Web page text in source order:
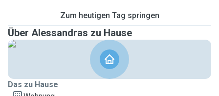
Zum heutigen Tag springen
Über Alessandras zu Hause
Das zu Hause